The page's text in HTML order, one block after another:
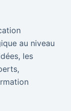
au niveau
les